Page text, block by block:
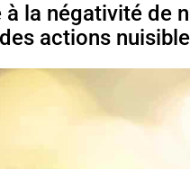
la négativité de
actions